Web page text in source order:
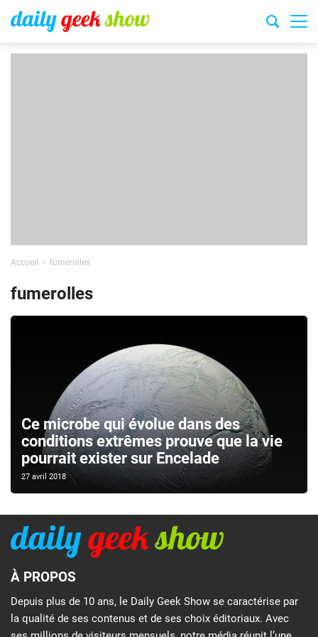
Accueil fumerolles
fumerolles
Ce microbe qui évolue dans des
conditions extrêmes prouve que la vie
pourrait exister sur Encelade
27 avril 2018
À PROPOS
Depuis plus de 10 ans, le Daily Geek Show se caractérise par
la qualité de ses contenus et de ses choix éditoriaux. Avec